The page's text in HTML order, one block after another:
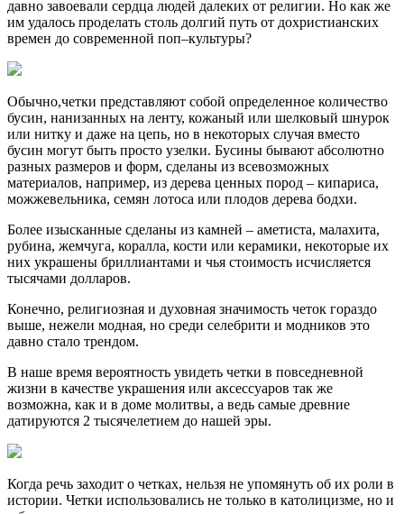
давно завоевали сердца людей далеких от религии. Но как же
им удалось проделать столь долгий путь от дохристианских
времен до современной поп–культуры?
Обычно,четки представляют собой определенное количество
бусин, нанизанных на ленту, кожаный или шелковый шнурок
или нитку и даже на цепь, но в некоторых случая вместо
бусин могут быть просто узелки. Бусины бывают абсолютно
разных размеров и форм, сделаны из всевозможных
материалов, например, из дерева ценных пород – кипариса,
можжевельника, семян лотоса или плодов дерева бодхи.
Более изысканные сделаны из камней – аметиста, малахита,
рубина, жемчуга, коралла, кости или керамики, некоторые их
них украшены бриллиантами и чья стоимость исчисляется
тысячами долларов.
Конечно, религиозная и духовная значимость четок гораздо
выше, нежели модная, но среди селебрити и модников это
давно стало трендом.
В наше время вероятность увидеть четки в повседневной
жизни в качестве украшения или аксессуаров так же
возможна, как и в доме молитвы, а ведь самые древние
датируются 2 тысячелетием до нашей эры.
Когда речь заходит о четках, нельзя не упомянуть об их роли в
истории. Четки использовались не только в католицизме, но и